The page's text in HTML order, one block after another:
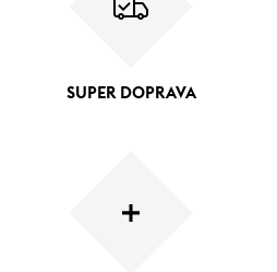
SUPER DOPRAVA